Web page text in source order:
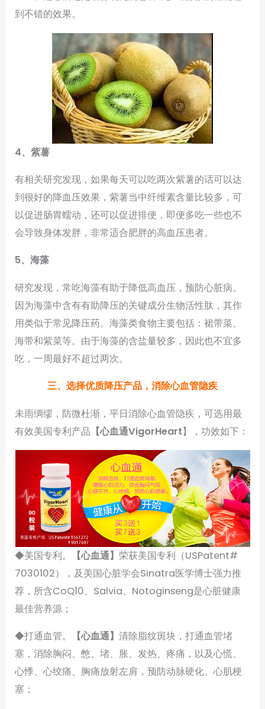
到不错的效果。
4、紫薯
有相关研究发现，如果每天可以吃两次紫薯的话可以达
到很好的降血压效果，紫薯当中纤维素含量比较多，可
以促进肠胃蠕动，还可以促进排便，即便多吃一些也不
会导致身体发胖，非常适合肥胖的高血压患者。
5、海藻
研究发现，常吃海藻有助于降低高血压，预防心脏病。
因为海藻中含有有助降压的关键成分生物活性肽，其作
用类似于常见降压药。海藻类食物主要包括：裙带菜、
海带和紫菜等。由于海藻的含盐量较多，因此也不宜多
吃，一周最好不超过两次。
三、选择优质降压产品，消除心血管隐疾
未雨绸缪，防微杜渐，平日消除心血管隐疾，可选用最
有效美国专利产品 【心血通VigorHeart】，功效如下：
◆美国专利。 【心血通】荣获美国专利（USPatent#
7030102），及美国心脏学会Sinatra医学博士强力推
荐，所含CoQ10、Salvia、Notoginseng是心脏健康
最佳营养源；
◆打通血管。 【心血通】清除脂纹斑块，打通血管堵
塞，消除胸闷、憋、堵、胀、发热、疼痛，以及心慌、
心悸、心绞痛、胸痛放射左肩，预防动脉硬化、心肌梗
塞；